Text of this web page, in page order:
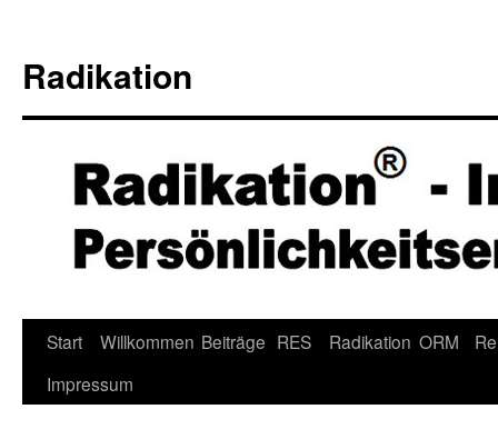
Radikation
Zum
Inhalt
Start Willkommen Beiträge RES Radikation ORM
Impressum